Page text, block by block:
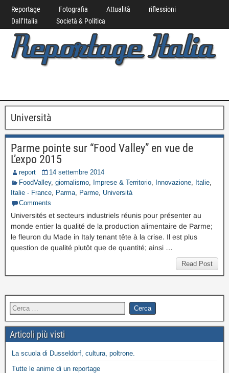
Reportage Fotografia Attualità
riflessioni
Dall’Italia
Società & Politica
Università
Parme pointe sur “Food Valley” en vue de
L’expo 2015
report
14 settembre 2014
FoodValley, giornalismo, Imprese & Territorio, Innovazione, Italie,
Italie - France, Parma, Parme, Università
Comments
Universités et secteurs industriels réunis pour présenter au
monde entier la qualité de la production alimentaire de Parme;
le fleuron du Made in Italy tenant tête à la crise. Il est plus
question de qualité plutôt que de quantité; ainsi …
Read Post
Articoli più visti
La scuola di Dusseldorf, cultura, poltrone.
Tutte le anime di un reportage